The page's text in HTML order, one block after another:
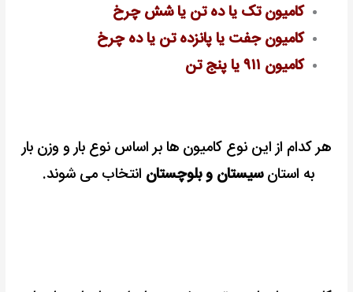
کامیون تک یا ده تن یا شش چرخ
کامیون جفت یا پانزده تن یا ده چرخ
کامیون ۹۱۱ یا پنج تن
هر کدام از این نوع کامیون ها بر اساس نوع بار و وزن بار
به استانسیستان و بلوچستان انتخاب می شوند.